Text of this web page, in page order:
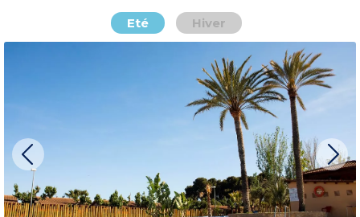
Eté Hiver